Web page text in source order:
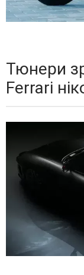
Тюнери
Ferrari